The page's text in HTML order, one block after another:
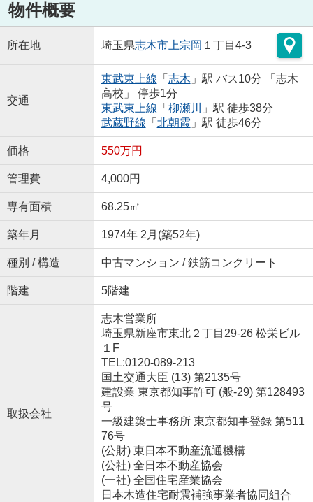
物件概要
所在地 埼玉県志木市上宗岡 １丁目4-3
交通
東武東上線 「 志木 」駅 バス10分 「志木
高校」 停歩1分
東武東上線 「 柳瀬川
」駅 徒歩38分
武蔵野線 「 北朝霞 」駅 徒歩46分
価格 550万円
管理費 4,000円
専有面積 68.25㎡
築年月 1974年 2月(築52年)
種別 / 構造 中古マンション / 鉄筋コンクリート
階建 5階建
取扱会社
志木営業所
埼玉県新座市東北２丁目29-26 松栄ビル
１F
TEL:0120-089-213
国土交通大臣 (13) 第2135号
建設業 東京都知事許可 (般-29) 第128493
号
一級建築士事務所 東京都知事登録 第511
76号
(公財) 東日本不動産流通機構
(公社) 全日本不動産協会
(一社) 全国住宅産業協会
日本木造住宅耐震補強事業者協同組合